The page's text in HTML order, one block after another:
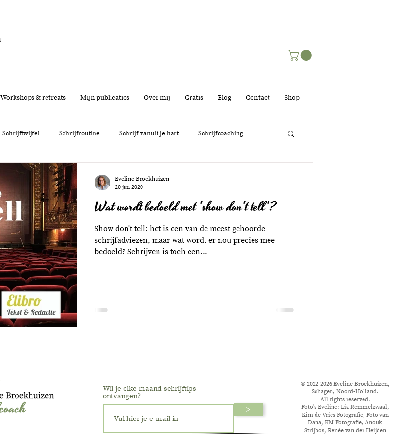
Workshops & retreats Mijn publicaties Over mij Gratis Blog Contact Shop
Schrijftwijfel Schrijfroutine Schrijf vanuit je hart Schrijfcoaching
Interview Feedback
Wat wordt bedoeld met 'show don't tell'?
Show don't tell: het is een van de meest gehoorde
schrijfadviezen, maar wat wordt er nou precies mee
bedoeld? Schrijven is toch een...
Eveline Broekhuizen
20 jan 2020
Wil je elke maand schrijftips
ontvangen?
>
© 2022-2026 Eveline Broekhuizen,
Schagen, Noord-Holland.
All rights reserved.
Foto's Eveline: Lia Remmelzwaal,
Kim de Vries Fotografie, Foto van
Dana, KM Fotografie, Anouk
Strijbos, Renée van der Heijden